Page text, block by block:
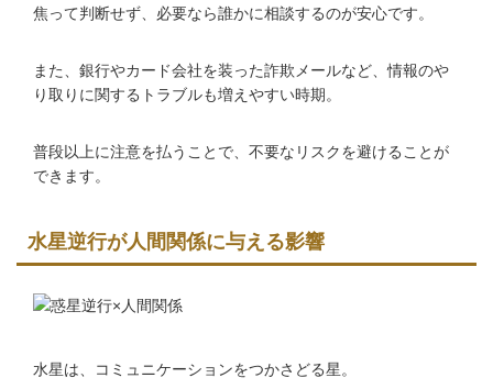
焦って判断せず、必要なら誰かに相談するのが安心です。
また、銀行やカード会社を装った詐欺メールなど、情報のや
り取りに関するトラブルも増えやすい時期。
普段以上に注意を払うことで、不要なリスクを避けることが
できます。
水星逆行が人間関係に与える影響
水星は、コミュニケーションをつかさどる星。